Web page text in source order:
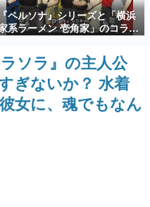
ページビュー数万以上！ などな
、電ファミ渾身の“殿堂入り”記
方々に製作時のエピソードをお
ゲーム）とは何か？を探ってい
い。『赫本』は、〈試験問題〉
『ペルソナ』シリーズと「横浜
系ラーメン 壱角家」のコラボ
8月21日から開催。”はがく
れ”風とんこつラーメンや、おい
く食べられるカレーラーメン
ラインナップ
ソラ』の主人公
ぎないか？ 水着
女に、魂でもなん